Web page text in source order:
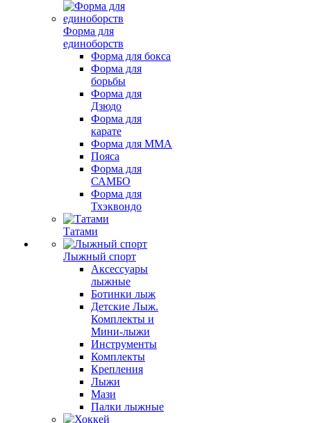
Форма для
единоборств
Форма для бокса
Форма для
борьбы
Форма для
Дзюдо
Форма для
карате
Форма для MMA
Пояса
Форма для
САМБО
Форма для
Тхэквондо
Татами
Лыжный спорт
Аксессуары
лыжные
Ботинки лыж
Детские Лыж.
Комплекты и
Мини-лыжи
Инструменты
Комплекты
Крепления
Лыжи
Мази
Палки лыжные